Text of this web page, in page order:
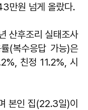
만원 넘게 올랐다.
산후조리 실태조사
(복수응답 가능)은
친정 11.2%, 시
본인 집(22.3일)이